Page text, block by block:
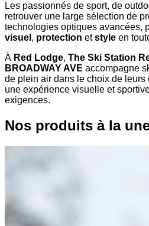
Les passionnés de sport, de
retrouver une large sélection de
technologies optiques avancées,
visuel , protection etstyle en
À Red Lodge, The Ski Station
BROADWAY AVE accompagne
de plein air dans le choix de leurs
une expérience visuelle et
exigences.
Nos produits à la